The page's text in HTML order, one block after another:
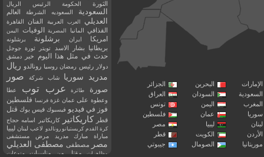
البحرين
الجزائر
السودان
العراق
اليمن
تونس
عمان
فلسطين
ليبيا
مصر
الكويت
قطر
الصومال جيبوتي
الثورة الحكومة الرئيس الريال
السعودية السعوديه الشرطة العالم
العديلي العرب العربية الفنان القاهرة
القذافي المانيا المصرية الوفيات اليمن
امريكا ايران برشلونة برشلونه
بريطانيا بشار الاسد تويتر ثورة جوجل
حدث في مثل هذا اليوم خبر دمشق
دولار رئيس رمضان روسيا رونالدو ريال
مدريد
سوريا شاب شركة صور
صورة طائرة عرب توب
عطا
وعطوة على عمان غزة فرنسا فلسطين
فوز في فيديو فيسبوك فيس بوك قتل
قطر كاريكاتير كاريكاتير اسامه حجاج
كرة القدم كريستيانو رونالدو لاعب لبنان ليبيا
مباراة مبارك مدريد مرض مستشفى
مصر مصطفى مصطفى العديلي
مظاهرات مقتل من مناسبات
منوعات